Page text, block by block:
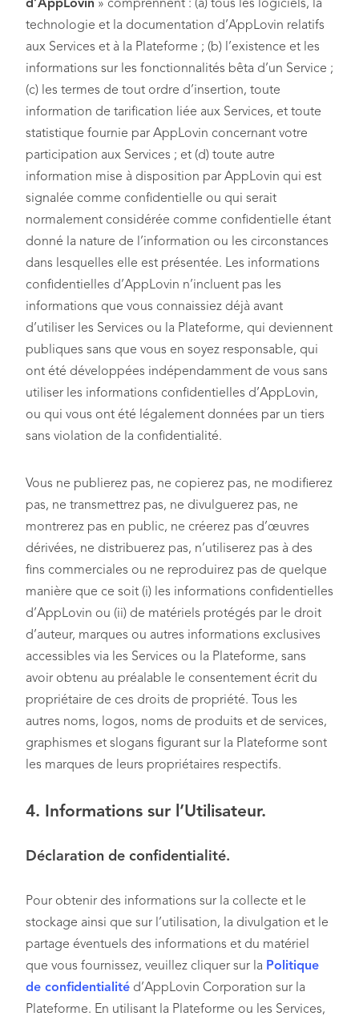
d’AppLovin » comprennent : (a) tous les logiciels, la
technologie et la documentation d’AppLovin relatifs
aux Services et à la Plateforme ; (b) l’existence et les
informations sur les fonctionnalités bêta d’un Service ;
(c) les termes de tout ordre d’insertion, toute
information de tarification liée aux Services, et toute
statistique fournie par AppLovin concernant votre
participation aux Services ; et (d) toute autre
information mise à disposition par AppLovin qui est
signalée comme confidentielle ou qui serait
normalement considérée comme confidentielle étant
donné la nature de l’information ou les circonstances
dans lesquelles elle est présentée. Les informations
confidentielles d’AppLovin n’incluent pas les
informations que vous connaissiez déjà avant
d’utiliser les Services ou la Plateforme, qui deviennent
publiques sans que vous en soyez responsable, qui
ont été développées indépendamment de vous sans
utiliser les informations confidentielles d’AppLovin,
ou qui vous ont été légalement données par un tiers
sans violation de la confidentialité.
Vous ne publierez pas, ne copierez pas, ne modifierez
pas, ne transmettrez pas, ne divulguerez pas, ne
montrerez pas en public, ne créerez pas d’œuvres
dérivées, ne distribuerez pas, n’utiliserez pas à des
fins commerciales ou ne reproduirez pas de quelque
manière que ce soit (i) les informations confidentielles
d’AppLovin ou (ii) de matériels protégés par le droit
d’auteur, marques ou autres informations exclusives
accessibles via les Services ou la Plateforme, sans
avoir obtenu au préalable le consentement écrit du
propriétaire de ces droits de propriété. Tous les
autres noms, logos, noms de produits et de services,
graphismes et slogans figurant sur la Plateforme sont
les marques de leurs propriétaires respectifs.
4. Informations sur l’Utilisateur.
Déclaration de confidentialité.
Pour obtenir des informations sur la collecte et le
stockage ainsi que sur l’utilisation, la divulgation et le
partage éventuels des informations et du matériel
que vous fournissez, veuillez cliquer sur la Politique
de confidentialité d’AppLovin Corporation sur la
Plateforme. En utilisant la Plateforme ou les Services,